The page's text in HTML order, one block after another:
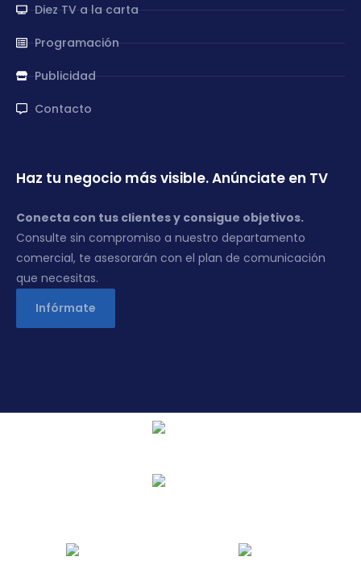
Diez TV a la carta
Programación
Publicidad
Contacto
Haz tu negocio más visible. Anúnciate en TV
Conecta con tus clientes y consigue objetivos.
Consulte sin compromiso a nuestro departamento
comercial, te asesorarán con el plan de comunicación
que necesitas.
Infórmate